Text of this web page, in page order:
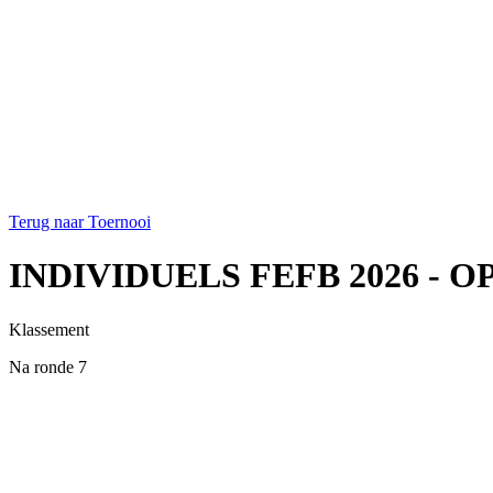
Terug naar Toernooi
INDIVIDUELS FEFB 2026 -
Klassement
Na ronde 7